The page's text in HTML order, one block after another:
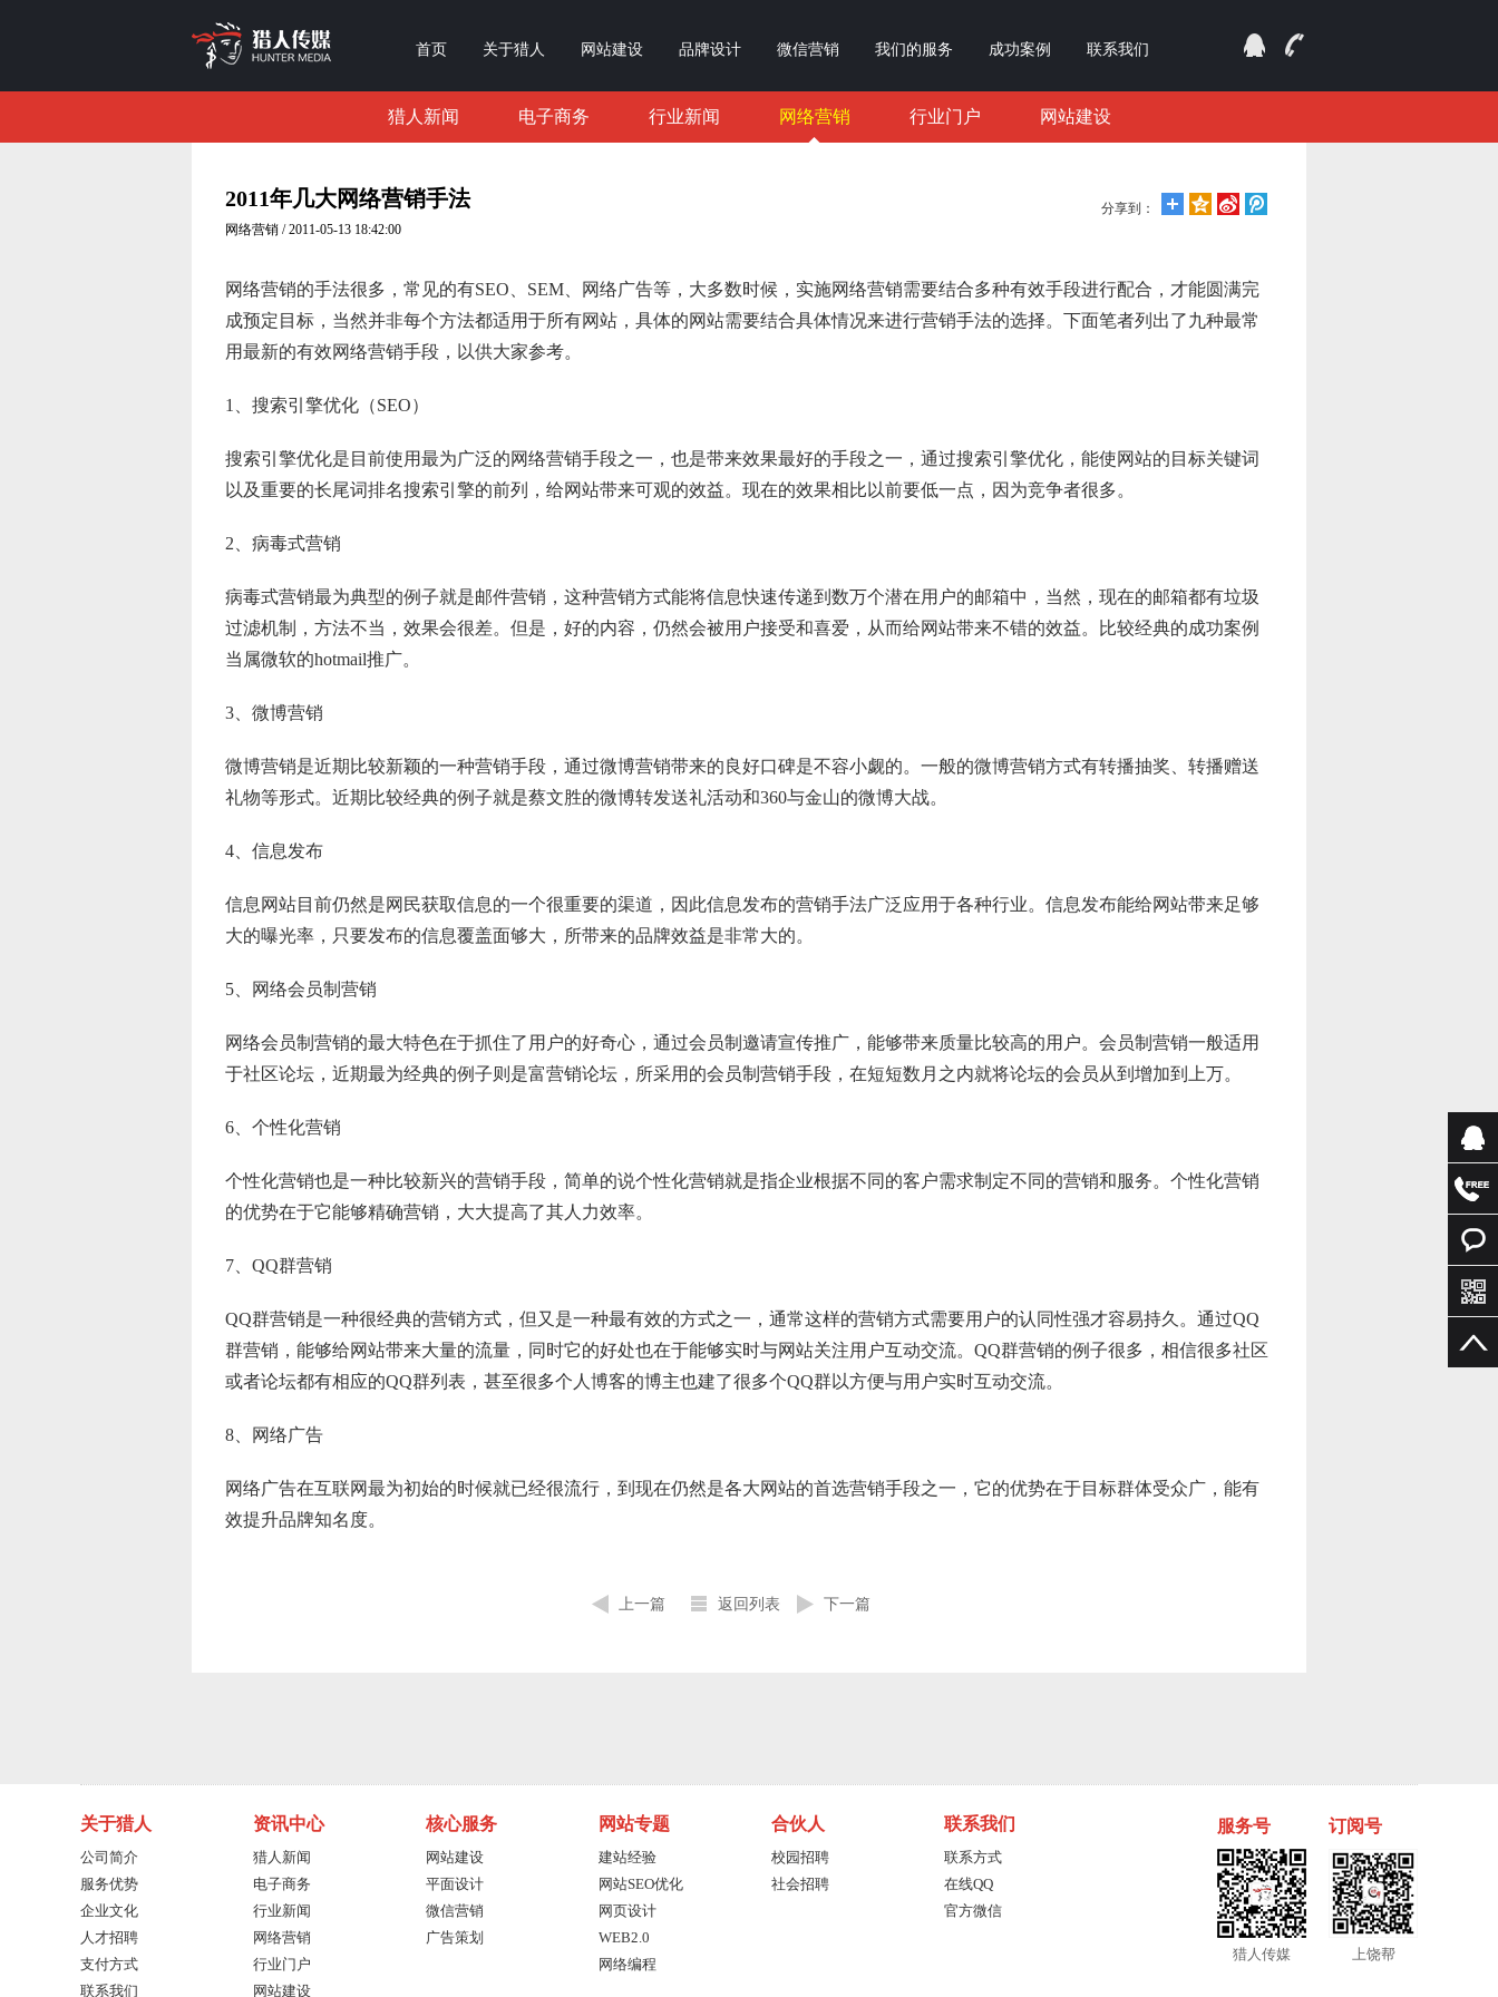
首页 关于猎人 网站建设 品牌设计 微信营销 我们的服务 成功案例 联系我们
猎人新闻 电子商务 行业新闻 网络营销 行业门户 网站建设
分享到：
2011年几大网络营销手法
网络营销 / 2011-05-13 18:42:00
网络营销的手法很多，常见的有SEO、SEM、网络广告等，大多数时候，实施网络营销需要结合多种有效手段进行配合，才能圆满完
成预定目标，当然并非每个方法都适用于所有网站，具体的网站需要结合具体情况来进行营销手法的选择。下面笔者列出了九种最常
用最新的有效网络营销手段，以供大家参考。
1、搜索引擎优化（SEO）
搜索引擎优化是目前使用最为广泛的网络营销手段之一，也是带来效果最好的手段之一，通过搜索引擎优化，能使网站的目标关键词
以及重要的长尾词排名搜索引擎的前列，给网站带来可观的效益。现在的效果相比以前要低一点，因为竞争者很多。
2、病毒式营销
病毒式营销最为典型的例子就是邮件营销，这种营销方式能将信息快速传递到数万个潜在用户的邮箱中，当然，现在的邮箱都有垃圾
过滤机制，方法不当，效果会很差。但是，好的内容，仍然会被用户接受和喜爱，从而给网站带来不错的效益。比较经典的成功案例
当属微软的hotmail推广。
3、微博营销
微博营销是近期比较新颖的一种营销手段，通过微博营销带来的良好口碑是不容小觑的。一般的微博营销方式有转播抽奖、转播赠送
礼物等形式。近期比较经典的例子就是蔡文胜的微博转发送礼活动和360与金山的微博大战。
4、信息发布
信息网站目前仍然是网民获取信息的一个很重要的渠道，因此信息发布的营销手法广泛应用于各种行业。信息发布能给网站带来足够
大的曝光率，只要发布的信息覆盖面够大，所带来的品牌效益是非常大的。
5、网络会员制营销
网络会员制营销的最大特色在于抓住了用户的好奇心，通过会员制邀请宣传推广，能够带来质量比较高的用户。会员制营销一般适用
于社区论坛，近期最为经典的例子则是富营销论坛，所采用的会员制营销手段，在短短数月之内就将论坛的会员从到增加到上万。
6、个性化营销
个性化营销也是一种比较新兴的营销手段，简单的说个性化营销就是指企业根据不同的客户需求制定不同的营销和服务。个性化营销
的优势在于它能够精确营销，大大提高了其人力效率。
7、QQ群营销
QQ群营销是一种很经典的营销方式，但又是一种最有效的方式之一，通常这样的营销方式需要用户的认同性强才容易持久。通过QQ
群营销，能够给网站带来大量的流量，同时它的好处也在于能够实时与网站关注用户互动交流。QQ群营销的例子很多，相信很多社区
或者论坛都有相应的QQ群列表，甚至很多个人博客的博主也建了很多个QQ群以方便与用户实时互动交流。
8、网络广告
网络广告在互联网最为初始的时候就已经很流行，到现在仍然是各大网站的首选营销手段之一，它的优势在于目标群体受众广，能有
效提升品牌知名度。
上一篇 返回列表 下一篇
关于猎人
公司简介
服务优势
企业文化
人才招聘
支付方式
联系我们
资讯中心
猎人新闻
电子商务
行业新闻
网络营销
行业门户
网站建设
核心服务
网站建设
平面设计
微信营销
广告策划
网站专题
建站经验
网站SEO优化
网页设计
WEB2.0
网络编程
合伙人
校园招聘
社会招聘
联系我们
联系方式
在线QQ
官方微信
订阅号
上饶帮
服务号
猎人传媒
咨询
预约洽
咨询
预约洽